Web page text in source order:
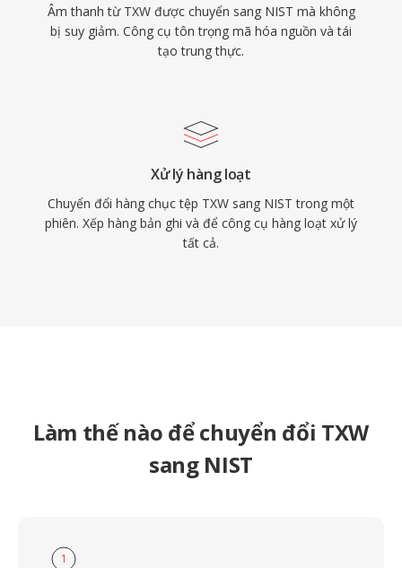
Âm thanh từ TXW được chuyển sang NIST mà không
bị suy giảm. Công cụ tôn trọng mã hóa nguồn và tái
tạo trung thực.
Xử lý hàng loạt
Chuyển đổi hàng chục tệp TXW sang NIST trong một
phiên. Xếp hàng bản ghi và để công cụ hàng loạt xử lý
tất cả.
Làm thế nào để chuyển đổi TXW
sang NIST
1